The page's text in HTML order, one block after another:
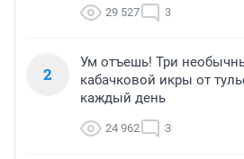
29 527 3
2
Ум отъешь! Три
кабачковой икры от
каждый день
24 962 3